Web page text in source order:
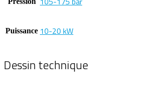
Puissance 10-20 kW
Dessin technique